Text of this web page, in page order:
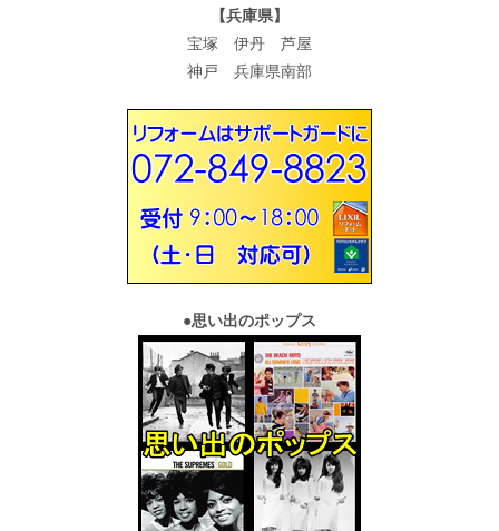
【兵庫県】
宝塚 伊丹 芦屋
神戸 兵庫県南部
●思い出のポップス